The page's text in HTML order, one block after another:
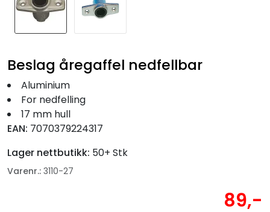
Beslag åregaffel nedfellbar
Aluminium
For nedfelling
17 mm hull
EAN: 7070379224317
Lager nettbutikk: 50+ Stk
Varenr.: 3110-27
89,-